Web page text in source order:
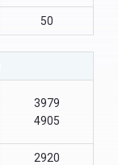
50
3979
4905
2920